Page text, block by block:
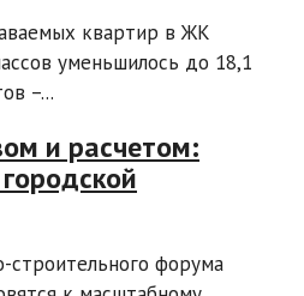
квартир в ЖК
уменьшилось до 18,1
–...
и расчетом:
строительного форума